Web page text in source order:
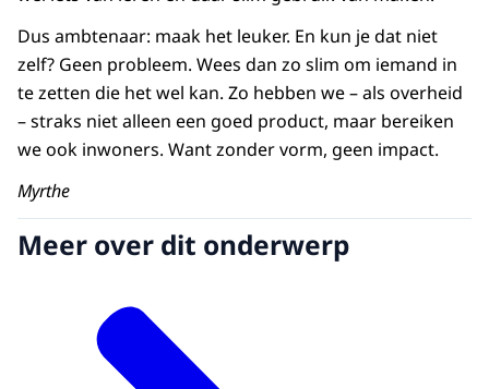
Dus ambtenaar: maak het leuker. En kun je dat niet
zelf? Geen probleem. Wees dan zo slim om iemand in
te zetten die het wel kan. Zo hebben we – als overheid
– straks niet alleen een goed product, maar bereiken
we ook inwoners. Want zonder vorm, geen impact.
Myrthe
Meer over dit onderwerp